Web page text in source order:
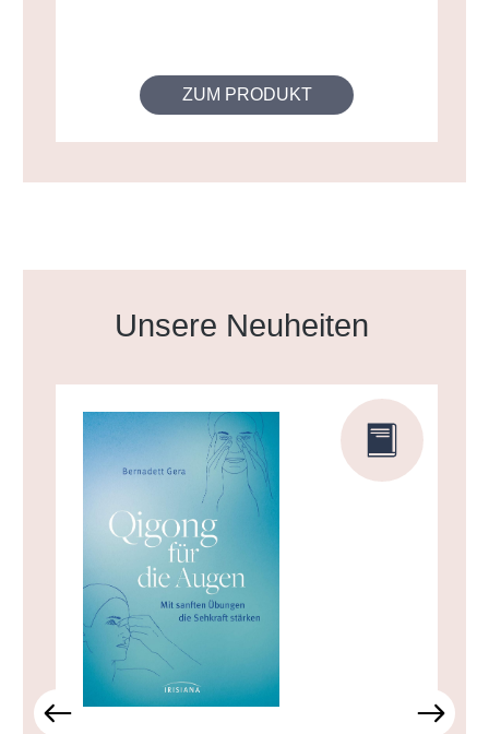
ZUM PRODUKT
Produktgalerie überspringen
Unsere Neuheiten